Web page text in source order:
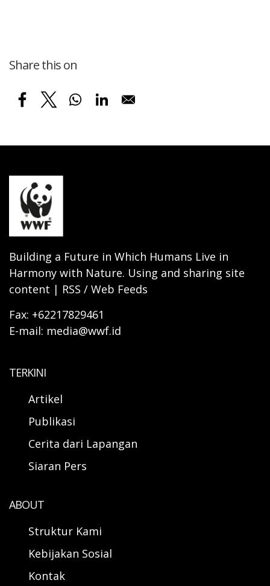
Share this on
Building a Future in Which Humans Live in
Harmony with Nature. Using and sharing site
content | RSS / Web Feeds
Fax: +62217829461
E-mail: media@wwf.id
TERKINI
Artikel
Publikasi
Cerita dari Lapangan
Siaran Pers
ABOUT
Struktur Kami
Kebijakan Sosial
Kontak